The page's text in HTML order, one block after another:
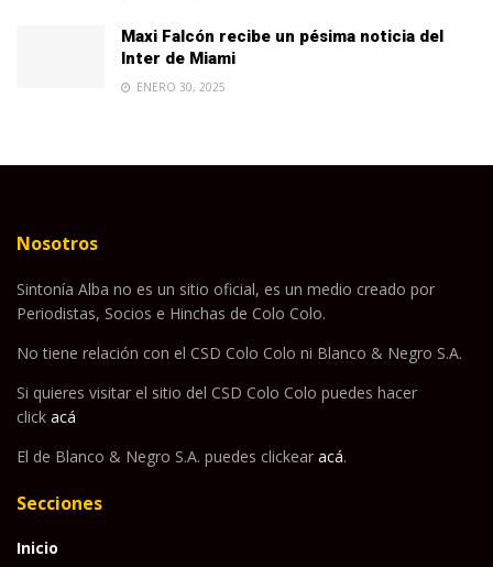
Maxi Falcón recibe un pésima noticia del
Inter de Miami
ENERO 30, 2025
Nosotros
Sintonía Alba no es un sitio oficial, es un medio creado por
Periodistas, Socios e Hinchas de Colo Colo.
No tiene relación con el CSD Colo Colo ni Blanco & Negro S.A.
Si quieres visitar el sitio del CSD Colo Colo puedes hacer
click acá
El de Blanco & Negro S.A. puedes clickear acá.
Secciones
Inicio